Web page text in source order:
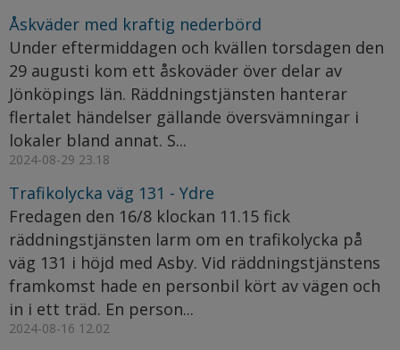
Åskväder med kraftig nederbörd
Under eftermiddagen och kvällen torsdagen den
29 augusti kom ett åskoväder över delar av
Jönköpings län. Räddningstjänsten hanterar
flertalet händelser gällande översvämningar i
lokaler bland annat. S...
2024-08-29 23.18
Trafikolycka väg 131 - Ydre
Fredagen den 16/8 klockan 11.15 fick
räddningstjänsten larm om en trafikolycka på
väg 131 i höjd med Asby. Vid räddningstjänstens
framkomst hade en personbil kört av vägen och
in i ett träd. En person...
2024-08-16 12.02